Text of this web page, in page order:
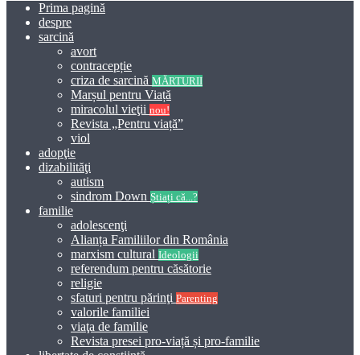
Prima pagină
despre
sarcină
avort
contracepție
criza de sarcină MĂRTURII
Marșul pentru Viață
miracolul vieţii nou!
Revista „Pentru viață”
viol
adopţie
dizabilităţi
autism
sindrom Down Știați că...?
familie
adolescenţi
Alianța Familiilor din România
marxism cultural Ideologii
referendum pentru căsătorie
religie
sfaturi pentru părinţi Parenting
valorile familiei
viaţa de familie
Revista presei pro-viață și pro-familie